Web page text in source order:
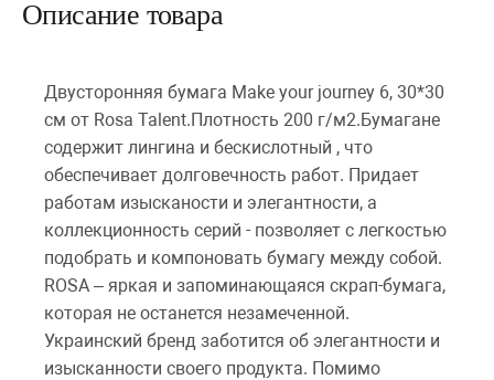
Описание товара
Двусторонняя бумага Make your journey 6, 30*30
см от Rosa Talent.Плотность 200 г/м2.Бумагане
содержит лингина и бескислотный , что
обеспечивает долговечность работ. Придает
работам изысканости и элегантности, а
коллекционность серий - позволяет с легкостью
подобрать и компоновать бумагу между собой.
ROSA – яркая и запоминающаяся скрап-бумага,
которая не останется незамеченной.
Украинский бренд заботится об элегантности и
изысканности своего продукта. Помимо